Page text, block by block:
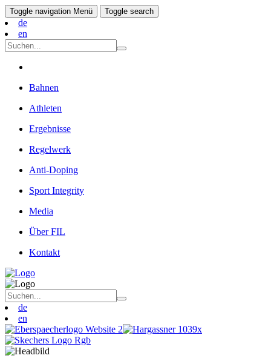
Toggle navigation Menü Toggle search
de
en
Bahnen
Athleten
Ergebnisse
Regelwerk
Anti-Doping
Sport Integrity
Media
Über FIL
Kontakt
de
en